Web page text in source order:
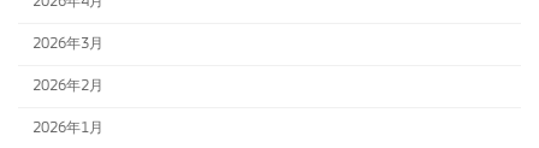
2026年3月
2026年2月
2026年1月